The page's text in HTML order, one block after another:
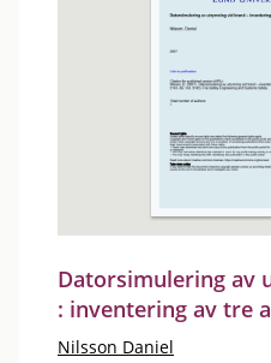
Datorsimulering av
: inventering av tre
Nilsson Daniel